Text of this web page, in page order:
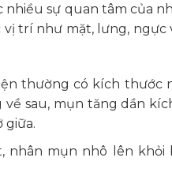
sự quan tâm của
trí như mặt, lưng, ngực
thường có kích thước
về sau, mụn tăng dần
giữa.
mụn nhô lên khỏi